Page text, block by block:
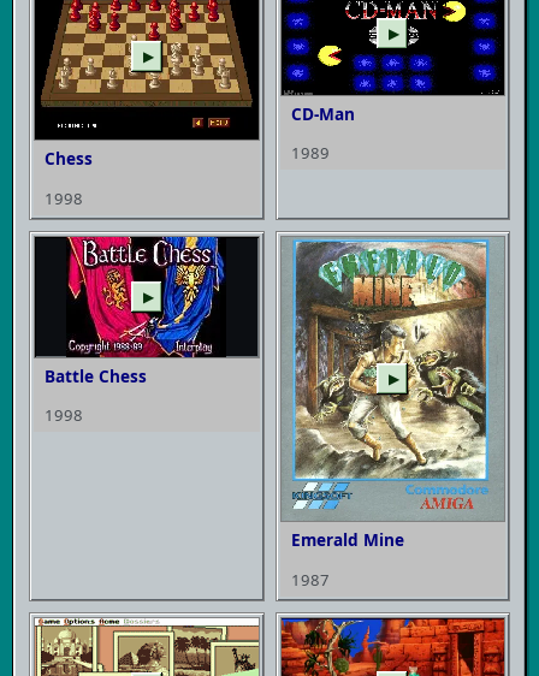
▶
Chess
1998
▶
CD-Man
1989
▶
Battle Chess
1998
▶
Emerald Mine
1987